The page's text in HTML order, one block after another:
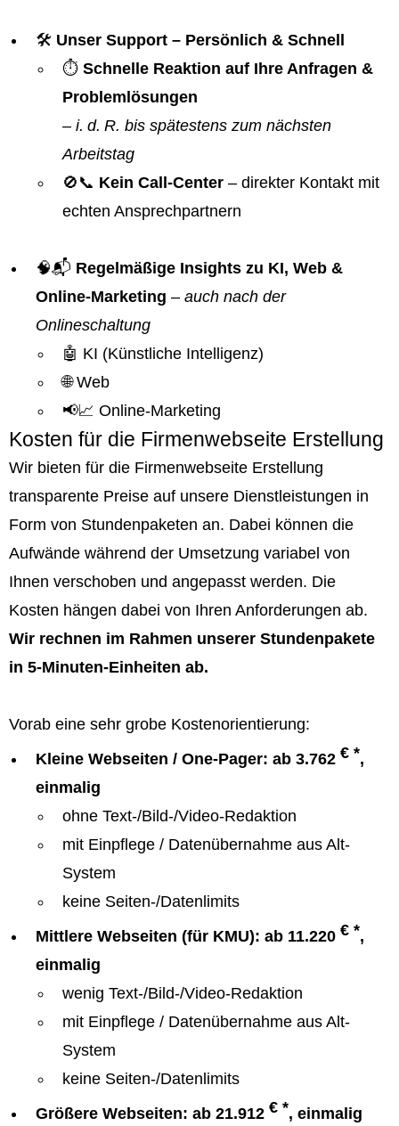
🛠️ Unser Support – Persönlich & Schnell
⏱️ Schnelle Reaktion auf Ihre Anfragen &
Problemlösungen
– i. d. R. bis spätestens zum nächsten
Arbeitstag
🚫📞 Kein Call-Center – direkter Kontakt mit
echten Ansprechpartnern
🧠📬 Regelmäßige Insights zu KI, Web &
Online-Marketing – auch nach der
Onlineschaltung
🤖 KI (Künstliche Intelligenz)
🌐 Web
📢📈 Online-Marketing
Kosten für die Firmenwebseite Erstellung
Wir bieten für die Firmenwebseite Erstellung
transparente Preise auf unsere Dienstleistungen in
Form von Stundenpaketen an. Dabei können die
Aufwände während der Umsetzung variabel von
Ihnen verschoben und angepasst werden. Die
Kosten hängen dabei von Ihren Anforderungen ab.
Wir rechnen im Rahmen unserer Stundenpakete
in 5-Minuten-Einheiten ab.
Vorab eine sehr grobe Kostenorientierung:
Kleine Webseiten / One-Pager: ab 3.762 € *,
einmalig
ohne Text-/Bild-/Video-Redaktion
mit Einpflege / Datenübernahme aus Alt-
System
keine Seiten-/Datenlimits
Mittlere Webseiten (für KMU): ab 11.220 € *,
einmalig
wenig Text-/Bild-/Video-Redaktion
mit Einpflege / Datenübernahme aus Alt-
System
keine Seiten-/Datenlimits
Größere Webseiten: ab 21.912 € *, einmalig